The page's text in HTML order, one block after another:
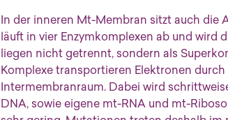
In der inneren Mt-Membran sitzt auch die
läuft in vier Enzymkomplexen ab und wird
liegen nicht getrennt, sondern als
Komplexe transportieren Elektronen
Intermembranraum. Dabei wird
DNA, sowie eigene mt-RNA und mt-